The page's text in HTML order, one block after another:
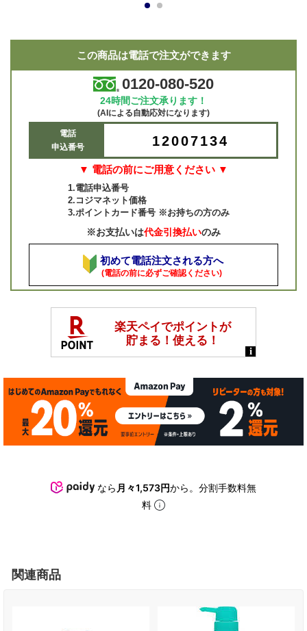
この商品は電話で注文ができます
0120-080-520
24時間ご注文承ります！
(AIによる自動応対になります)
電話
申込番号
12007134
▼ 電話の前にご用意ください ▼
1.電話申込番号
2.コジマネット価格
3.ポイントカード番号 ※お持ちの方のみ
※お支払いは代金引換払いのみ
初めて電話注文される方へ
(電話の前に必ずご確認ください)
なら 月々1,573円から。分割手数料無
料
関連商品